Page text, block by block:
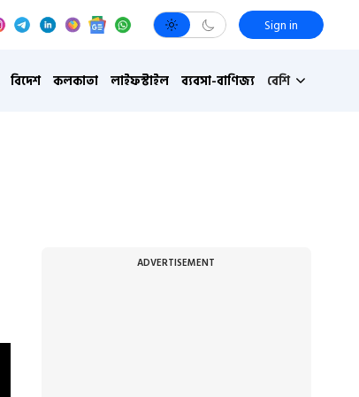
Sign in
বিদেশ কলকাতা লাইফস্টাইল ব্যবসা-বাণিজ্য বেশি
ADVERTISEMENT